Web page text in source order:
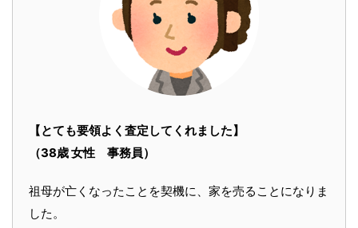
【とても要領よく査定してくれました】
（38歳 女性 事務員）
祖母が亡くなったことを契機に、家を売ることになりま
した。